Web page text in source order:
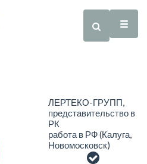
ЛЕРТЕКО-ГРУПП,
представительство в
РК
работа в РФ (Калуга,
Новомосковск)